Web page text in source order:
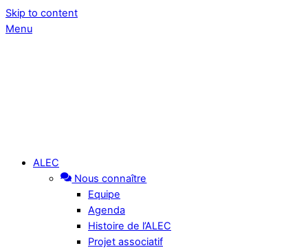
Skip to content
Menu
ALEC
Nous connaître
Equipe
Agenda
Histoire de l’ALEC
Projet associatif